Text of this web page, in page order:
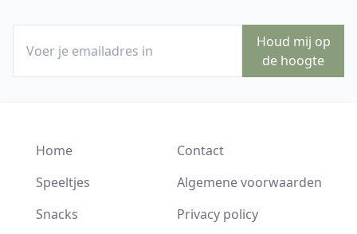
Houd mij op
de hoogte
Home
Speeltjes
Snacks
Contact
Algemene voorwaarden
Privacy policy